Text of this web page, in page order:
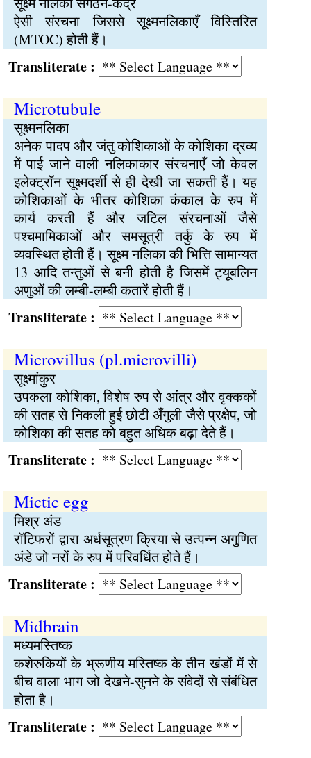
ऐसी संरचना जिससे सूक्ष्मनलिकाएँ विस्तिरित
(MTOC) होती हैं।
:
Microtubule
सूक्ष्मनलिका
अनेक पादप और जंतु कोशिकाओं के कोशिका द्रव्य
में पाई जाने वाली नलिकाकार संरचनाएँ जो केवल
इलेक्ट्रॉन सूक्ष्मदर्शी से ही देखी जा सकती हैं। यह
कोशिकाओं के भीतर कोशिका कंकाल के रुप में
कार्य करती हैं और जटिल संरचनाओं जैसे
पश्चमामिकाओं और समसूत्री तर्कु के रुप में
व्यवस्थित होती हैं। सूक्ष्म नलिका की भित्ति सामान्यत
13 आदि तन्तुओं से बनी होती है जिसमें ट्यूबलिन
अणुओं की लम्बी-लम्बी कतारें होती हैं।
:
Microvillus (pl.microvilli)
सूक्ष्मांकुर
उपकला कोशिका, विशेष रुप से आंत्र और वृक्ककों
की सतह से निकली हुई छोटी अँगुली जैसे प्रक्षेप, जो
कोशिका की सतह को बहुत अधिक बढ़ा देते हैं।
:
Mictic egg
मिश्र अंड
रॉटिफरों द्वारा अर्धसूत्रण क्रिया से उत्पन्न अगुणित
अंडे जो नरों के रुप में परिवर्धित होते हैं।
:
Midbrain
मध्यमस्तिष्क
कशेरुकियों के भ्रूणीय मस्तिष्क के तीन खंडों में से
बीच वाला भाग जो देखने-सुनने के संवेदों से संबंधित
होता है।
: